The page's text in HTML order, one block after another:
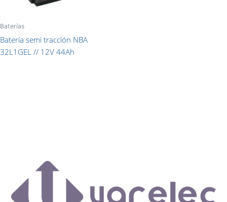
Baterías
Batería semi tracción NBA
32L1GEL // 12V 44Ah